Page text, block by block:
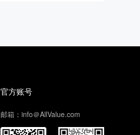
官方账号
邮箱：info＠AllValue.com